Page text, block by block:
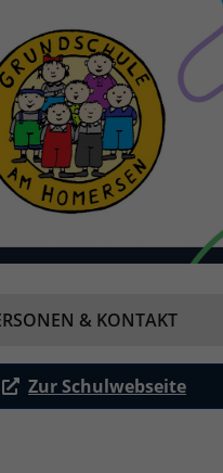
& KONTAKT
Zur Schulwebseite